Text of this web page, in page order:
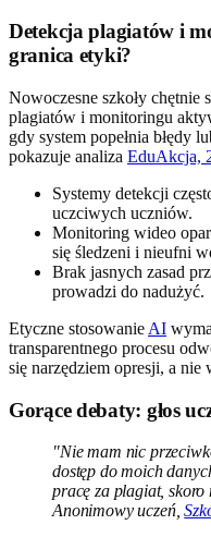
Detekcja plagiatów i
granica etyki?
Nowoczesne szkoły chętnie
plagiatów i monitoringu
gdy system popełnia błędy
pokazuje analiza EduAkcja,
Systemy detekcji
uczciwych uczniów.
Monitoring wideo
się śledzeni i nieufni
Brak jasnych zasad
prowadzi do nadużyć.
Etyczne stosowanie AI
transparentnego procesu
się narzędziem opresji, a nie
Gorące debaty: głos
"Nie mam nic
dostęp do moich
pracę za plagiat,
Anonimowy uczeń,